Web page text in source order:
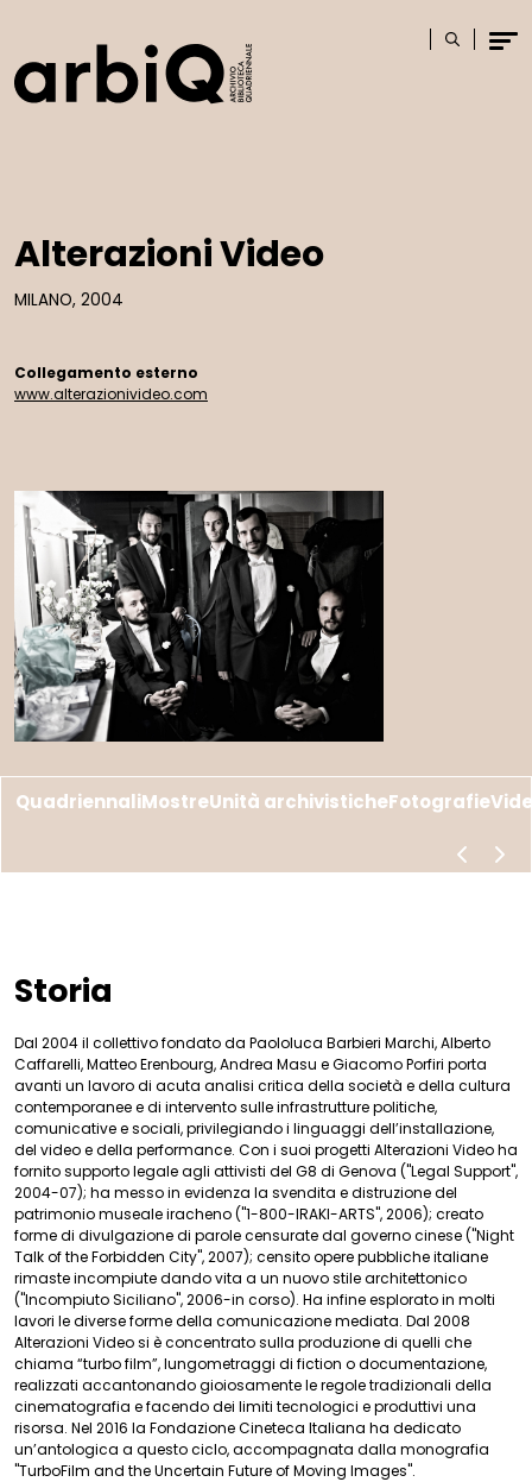
Cerca
Alterazioni Video
MILANO, 2004
Collegamento esterno
www.alterazionivideo.com
QuadriennaliMostreUnità archivisticheFotografie
scorri a
Storia
Dal 2004 il collettivo fondato da Paololuca Barbieri Marchi, Alberto
Caffarelli, Matteo Erenbourg, Andrea Masu e Giacomo Porfiri porta
avanti un lavoro di acuta analisi critica della società e della cultura
contemporanee e di intervento sulle infrastrutture politiche,
comunicative e sociali, privilegiando i linguaggi dell’installazione,
del video e della performance. Con i suoi progetti Alterazioni Video ha
fornito supporto legale agli attivisti del G8 di Genova ("Legal Support",
2004-07); ha messo in evidenza la svendita e distruzione del
patrimonio museale iracheno ("1-800-IRAKI-ARTS", 2006); creato
forme di divulgazione di parole censurate dal governo cinese ("Night
Talk of the Forbidden City", 2007); censito opere pubbliche italiane
rimaste incompiute dando vita a un nuovo stile architettonico
("Incompiuto Siciliano", 2006-in corso). Ha infine esplorato in molti
lavori le diverse forme della comunicazione mediata. Dal 2008
Alterazioni Video si è concentrato sulla produzione di quelli che
chiama “turbo film”, lungometraggi di fiction o documentazione,
realizzati accantonando gioiosamente le regole tradizionali della
cinematografia e facendo dei limiti tecnologici e produttivi una
risorsa. Nel 2016 la Fondazione Cineteca Italiana ha dedicato
un’antologica a questo ciclo, accompagnata dalla monografia
"TurboFilm and the Uncertain Future of Moving Images".